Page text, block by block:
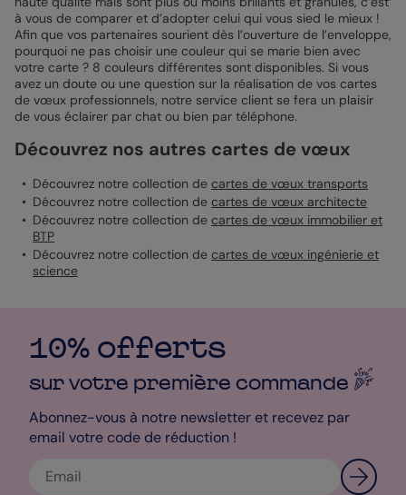
à vous de comparer et d’adopter celui qui vous sied le mieux !
Afin que vos partenaires sourient dès l’ouverture de l’enveloppe,
pourquoi ne pas choisir une couleur qui se marie bien avec
votre carte ? 8 couleurs différentes sont disponibles. Si vous
avez un doute ou une question sur la réalisation de vos cartes
de vœux professionnels, notre service client se fera un plaisir
de vous éclairer par chat ou bien par téléphone.
Découvrez nos autres cartes de vœux
Découvrez notre collection de cartes de vœux transports
Découvrez notre collection de cartes de vœux architecte
Découvrez notre collection de cartes de vœux immobilier et
BTP
Découvrez notre collection de cartes de vœux ingénierie et
science
10% offerts
sur votre première commande
Abonnez-vous à notre newsletter et recevez par
email votre code de réduction !